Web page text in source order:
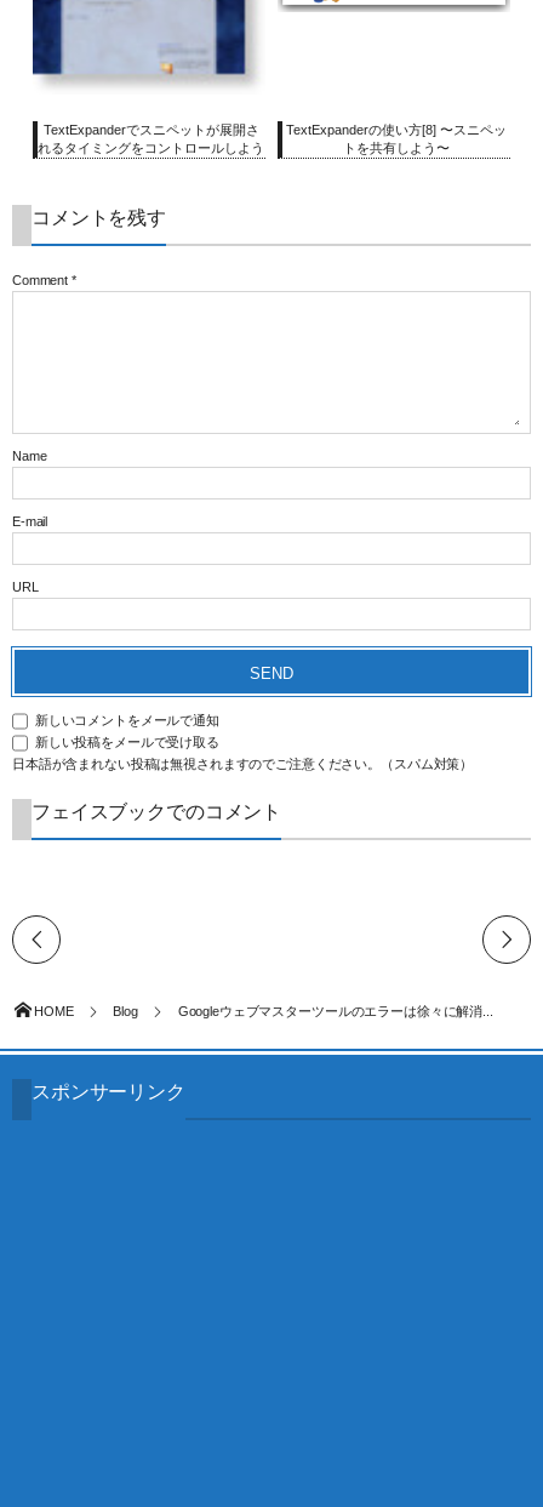
TextExpanderでスニペットが展開さ
れるタイミングをコントロールしよう
TextExpanderの使い方[8] 〜スニペッ
トを共有しよう〜
コメントを残す
Comment *
Name
E-mail
URL
新しいコメントをメールで通知
新しい投稿をメールで受け取る
日本語が含まれない投稿は無視されますのでご注意ください。（スパム対策）
フェイスブックでのコメント
HOME Blog Googleウェブマスターツールのエラーは徐々に解消...
スポンサーリンク